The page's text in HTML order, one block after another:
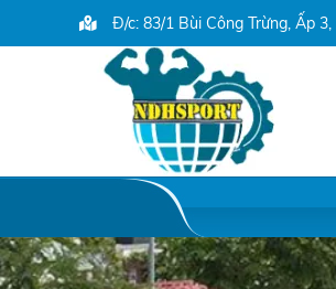
Đ/c: 83/1 Bùi Công Trừng, Ấp